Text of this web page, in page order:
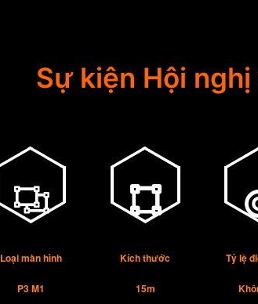
Sự kiện Hội
Loại màn hình
P3 M1
Kích thước
15m
Tỷ lệ